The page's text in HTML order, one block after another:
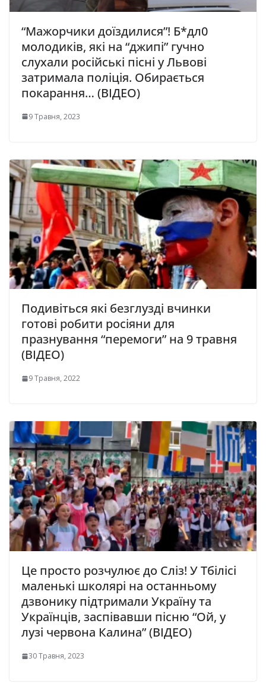
“Мажорчики доїздилися”! Б*дл0
молодиків, які на “джипі” гучно
слухали російські пісні у Львові
затримала поліція. Обирається
покарання… (ВІДЕО)
9 Травня, 2023
Подивіться які безглузді вчинки
готові робити росіяни для
празнування “перемоги” на 9 травня
(ВІДЕО)
9 Травня, 2022
Це просто розчулює до Сліз! У Тбілісі
маленькі школярі на останньому
дзвонику підтримали Україну та
Українців, заспівавши пісню “Ой, у
лузі червона Калина” (ВІДЕО)
30 Травня, 2023